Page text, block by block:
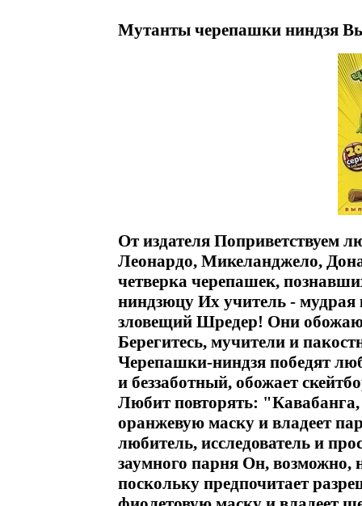
Мутанты черепашки ниндзя
От издателя Поприветствуем
Леонардо, Микеланджело,
четверка черепашек,
ниндзюцу Их учитель -
зловещий Шредер! Они
Берегитесь, мучители и
Черепашки-ниндзя победят
и беззаботный, обожает
Любит повторять:
оранжевую маску и владеет
любитель, исследователь и
заумного парня Он, возможно,
поскольку предпочитает